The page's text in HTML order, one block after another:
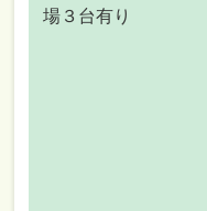
場３台有り